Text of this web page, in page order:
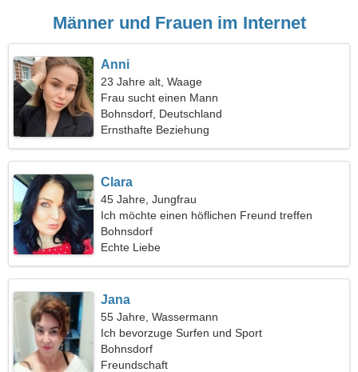
Männer und Frauen im Internet
Anni
23 Jahre alt, Waage
Frau sucht einen Mann
Bohnsdorf, Deutschland
Ernsthafte Beziehung
Clara
45 Jahre, Jungfrau
Ich möchte einen höflichen Freund treffen
Bohnsdorf
Echte Liebe
Jana
55 Jahre, Wassermann
Ich bevorzuge Surfen und Sport
Bohnsdorf
Freundschaft